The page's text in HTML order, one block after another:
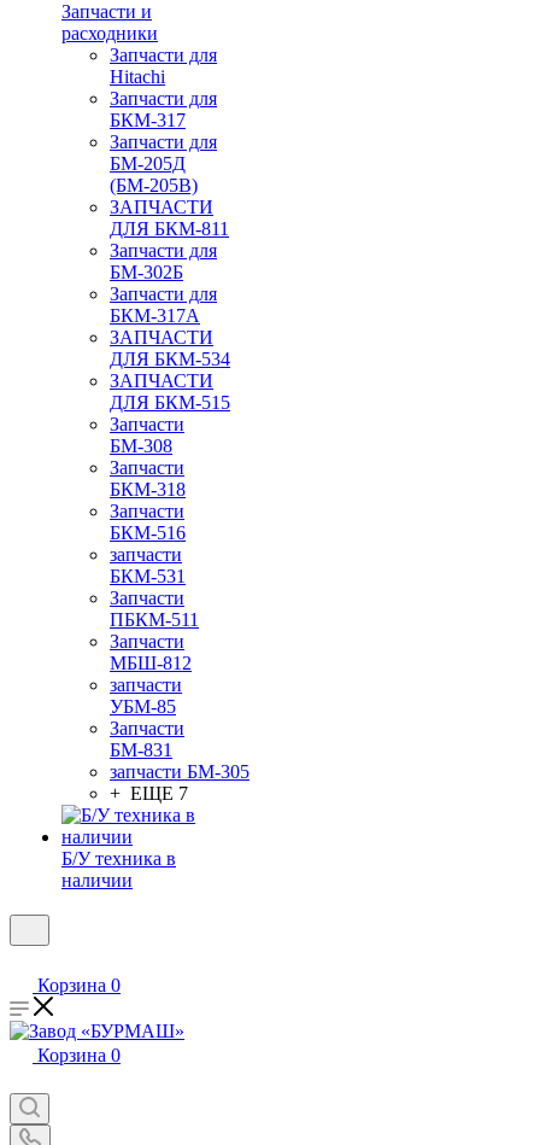
Запчасти и
расходники
Запчасти для
Hitachi
Запчасти для
БКМ-317
Запчасти для
БМ-205Д
(БМ-205В)
ЗАПЧАСТИ
ДЛЯ БКМ-811
Запчасти для
БМ-302Б
Запчасти для
БКМ-317А
ЗАПЧАСТИ
ДЛЯ БКМ-534
ЗАПЧАСТИ
ДЛЯ БКМ-515
Запчасти
БМ-308
Запчасти
БКМ-318
Запчасти
БКМ-516
запчасти
БКМ-531
Запчасти
ПБКМ-511
Запчасти
МБШ-812
запчасти
УБМ-85
Запчасти
БМ-831
запчасти БМ-305
+ ЕЩЕ 7
Б/У техника в
наличии
Корзина 0
Корзина 0